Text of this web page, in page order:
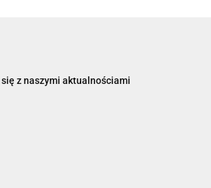
z naszymi aktualnościami